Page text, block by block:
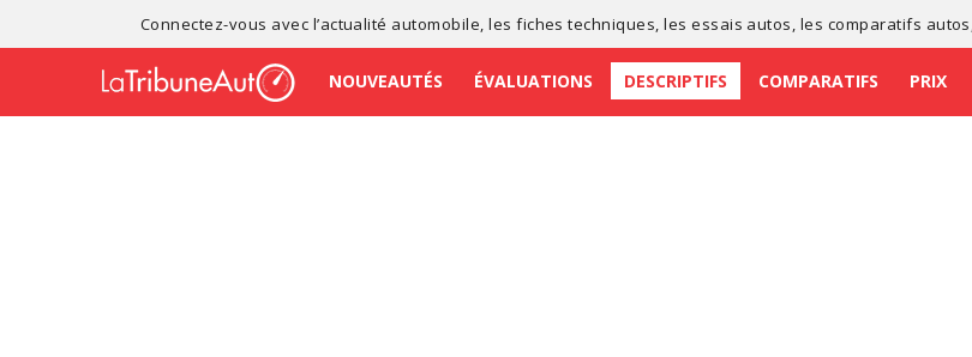
Connectez-vous avec l’actualité automobile , lesfiches techniques , lesessais autos , les comparatifs autos
NOUVEAUTÉS ÉVALUATIONS DESCRIPTIFS COMPARATIFS PRIX